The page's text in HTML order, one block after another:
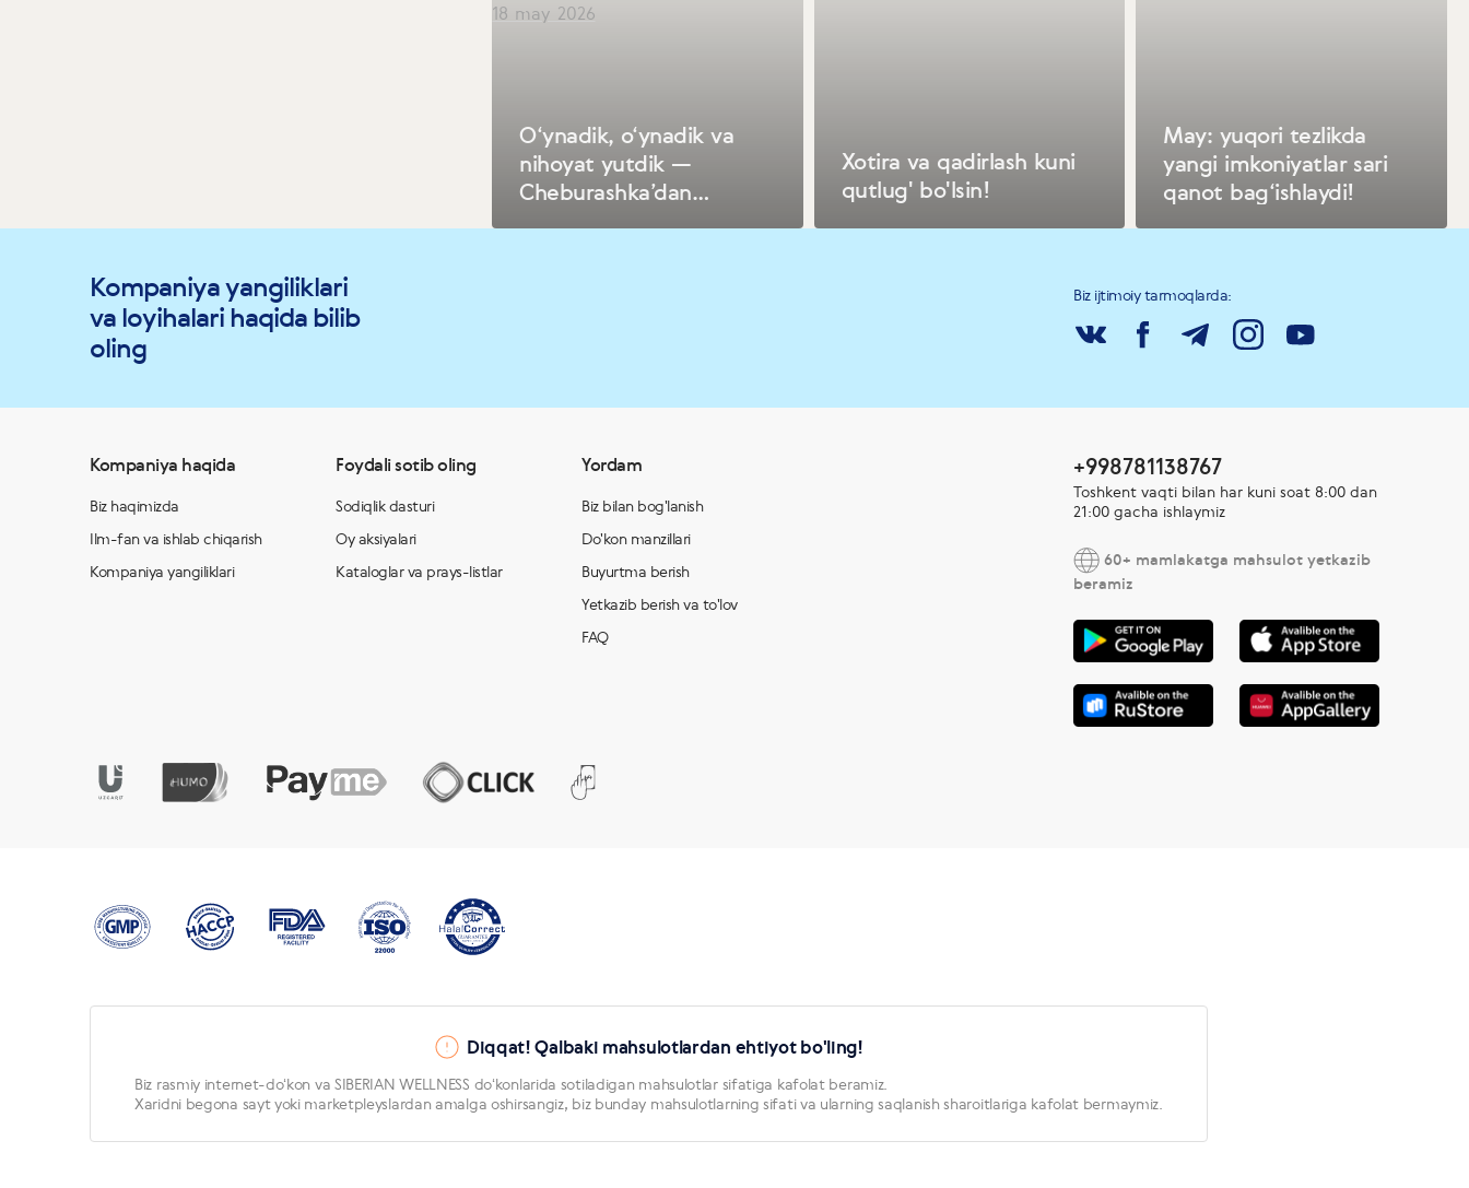
O‘ynadik, o‘ynadik va
nihoyat yutdik —
Cheburashka’dan
18 may 2026
Xotira va qadirlash kuni
qutlug' bo'lsin!
May: yuqori tezlikda
yangi imkoniyatlar sari
qanot bag‘ishlaydi!
Kompaniya yangiliklari
va loyihalari haqida bilib
oling
Biz ijtimoiy tarmoqlarda:
Kompaniya haqida
Biz haqimizda
Ilm-fan va ishlab chiqarish
Kompaniya yangiliklari
Foydali sotib oling
Sodiqlik dasturi
Oy aksiyalari
Kataloglar va prays-listlar
Yordam
Biz bilan bog'lanish
Do'kon manzillari
Buyurtma berish
Yetkazib berish va to'lov
FAQ
+998781138767
Toshkent vaqti bilan har kuni soat 8:00 dan
21:00 gacha ishlaymiz
60+ mamlakatga mahsulot yetkazib
beramiz
Diqqat! Qalbaki mahsulotlardan ehtiyot bo'ling!
Biz rasmiy internet-doʻkon va SIBERIAN WELLNESS doʻkonlarida sotiladigan mahsulotlar sifatiga kafolat beramiz.
Xaridni begona sayt yoki marketpleyslardan amalga oshirsangiz, biz bunday mahsulotlarning sifati va ularning saqlanish sharoitlariga kafolat bermaymiz.